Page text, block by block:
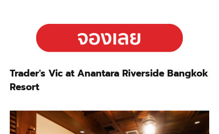
Trader's Vic at Anantara Riverside Bangkok
Resort